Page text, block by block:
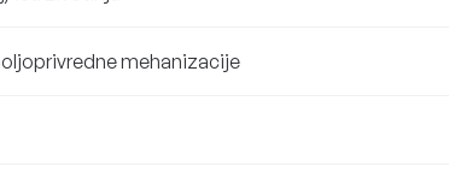
mehanizacije